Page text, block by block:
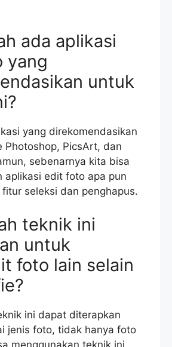
ada aplikasi
yang
untuk
yang direkomendasikan
Photoshop, PicsArt, dan
sebenarnya kita bisa
aplikasi edit foto apa pun
seleksi dan penghapus.
teknik ini
untuk
foto lain selain
ini dapat diterapkan
jenis foto, tidak hanya foto
menggunakan teknik ini